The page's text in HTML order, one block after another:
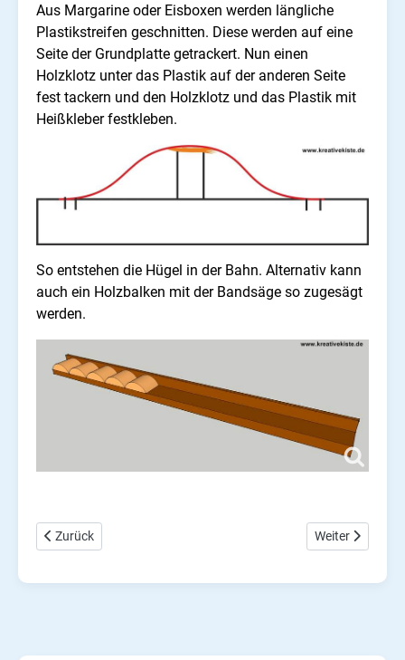
Aus Margarine oder Eisboxen werden längliche
Plastikstreifen geschnitten. Diese werden auf eine
Seite der Grundplatte getrackert. Nun einen
Holzklotz unter das Plastik auf der anderen Seite
fest tackern und den Holzklotz und das Plastik mit
Heißkleber festkleben.
So entstehen die Hügel in der Bahn. Alternativ kann
auch ein Holzbalken mit der Bandsäge so zugesägt
werden.
Vorheriger Beitrag: Shuffleboard Spiel aus Holz selber bauen
Zurück Nächster
Weiter